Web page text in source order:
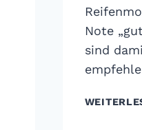
Note
sind